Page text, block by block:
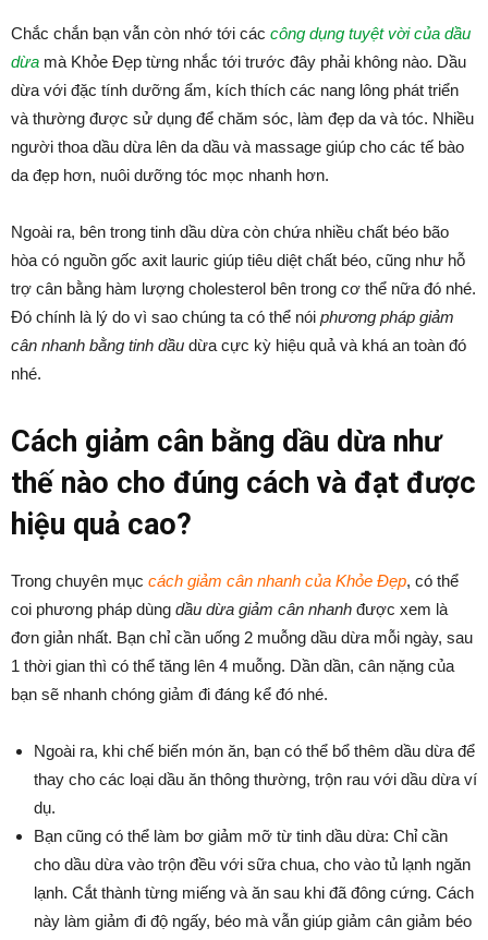
Chắc chắn bạn vẫn còn nhớ tới các công dụng tuyệt vời của dầu
dừa mà Khỏe Đẹp từng nhắc tới trước đây phải không nào. Dầu
dừa với đặc tính dưỡng ẩm, kích thích các nang lông phát triển
và thường được sử dụng để chăm sóc, làm đẹp da và tóc. Nhiều
người thoa dầu dừa lên da dầu và massage giúp cho các tế bào
da đẹp hơn, nuôi dưỡng tóc mọc nhanh hơn.
Ngoài ra, bên trong tinh dầu dừa còn chứa nhiều chất béo bão
hòa có nguồn gốc axit lauric giúp tiêu diệt chất béo, cũng như hỗ
trợ cân bằng hàm lượng cholesterol bên trong cơ thể nữa đó nhé.
Đó chính là lý do vì sao chúng ta có thể nói phương pháp giảm
cân nhanh bằng tinh dầu dừa cực kỳ hiệu quả và khá an toàn đó
nhé.
Cách giảm cân bằng dầu dừa như
thế nào cho đúng cách và đạt được
hiệu quả cao?
Trong chuyên mục cách giảm cân nhanh của Khỏe Đẹp, có thể
coi phương pháp dùng dầu dừa giảm cân nhanh được xem là
đơn giản nhất. Bạn chỉ cần uống 2 muỗng dầu dừa mỗi ngày, sau
1 thời gian thì có thể tăng lên 4 muỗng. Dần dần, cân nặng của
bạn sẽ nhanh chóng giảm đi đáng kể đó nhé.
Ngoài ra, khi chế biến món ăn, bạn có thể bổ thêm dầu dừa để
thay cho các loại dầu ăn thông thường, trộn rau với dầu dừa ví
dụ.
Bạn cũng có thể làm bơ giảm mỡ từ tinh dầu dừa: Chỉ cần
cho dầu dừa vào trộn đều với sữa chua, cho vào tủ lạnh ngăn
lạnh. Cắt thành từng miếng và ăn sau khi đã đông cứng. Cách
này làm giảm đi độ ngấy, béo mà vẫn giúp giảm cân giảm béo